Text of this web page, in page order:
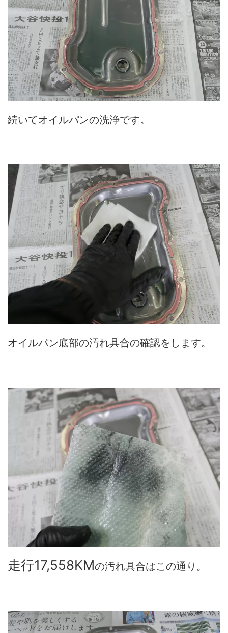
続いてオイルパンの洗浄です。
オイルパン底部の汚れ具合の確認をします。
走行17,558KMの汚れ具合はこの通り。